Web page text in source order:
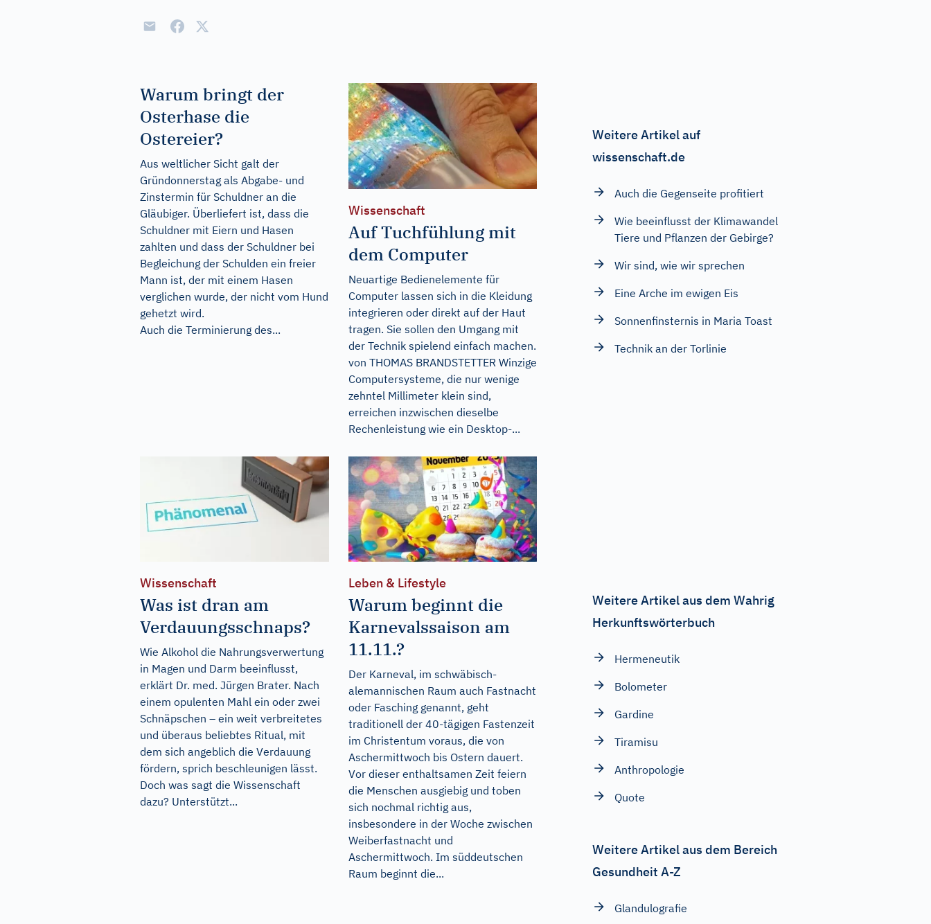
Warum bringt der
Osterhase die
Ostereier?
Aus weltlicher Sicht galt der
Gründonnerstag als Abgabe- und
Zinstermin für Schuldner an die
Gläubiger. Überliefert ist, dass die
Schuldner mit Eiern und Hasen
zahlten und dass der Schuldner bei
Begleichung der Schulden ein freier
Mann ist, der mit einem Hasen
verglichen wurde, der nicht vom Hund
gehetzt wird.
Auch die Terminierung des...
Wissenschaft
Auf Tuchfühlung mit
dem Computer
Neuartige Bedienelemente für
Computer lassen sich in die Kleidung
integrieren oder direkt auf der Haut
tragen. Sie sollen den Umgang mit
der Technik spielend einfach machen.
von THOMAS BRANDSTETTER Winzige
Computersysteme, die nur wenige
zehntel Millimeter klein sind,
erreichen inzwischen dieselbe
Rechenleistung wie ein Desktop-...
Wissenschaft
Was ist dran am
Verdauungsschnaps?
Wie Alkohol die Nahrungsverwertung
in Magen und Darm beeinflusst,
erklärt Dr. med. Jürgen Brater. Nach
einem opulenten Mahl ein oder zwei
Schnäpschen – ein weit verbreitetes
und überaus beliebtes Ritual, mit
dem sich angeblich die Verdauung
fördern, sprich beschleunigen lässt.
Doch was sagt die Wissenschaft
dazu? Unterstützt...
Leben & Lifestyle
Warum beginnt die
Karnevalssaison am
11.11.?
Der Karneval, im schwäbisch-
alemannischen Raum auch Fastnacht
oder Fasching genannt, geht
traditionell der 40-tägigen Fastenzeit
im Christentum voraus, die von
Aschermittwoch bis Ostern dauert.
Vor dieser enthaltsamen Zeit feiern
die Menschen ausgiebig und toben
sich nochmal richtig aus,
insbesondere in der Woche zwischen
Weiberfastnacht und
Aschermittwoch. Im süddeutschen
Raum beginnt die...
Weitere Artikel auf
wissenschaft.de
Auch die Gegenseite profitiert
Wie beeinflusst der Klimawandel
Tiere und Pflanzen der Gebirge?
Wir sind, wie wir sprechen
Eine Arche im ewigen Eis
Sonnenfinsternis in Maria Toast
Technik an der Torlinie
Weitere Artikel aus dem Wahrig
Herkunftswörterbuch
Hermeneutik
Bolometer
Gardine
Tiramisu
Anthropologie
Quote
Weitere Artikel aus dem Bereich
Gesundheit A-Z
Glandulografie